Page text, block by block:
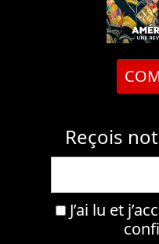
Reçois
J’ai lu et